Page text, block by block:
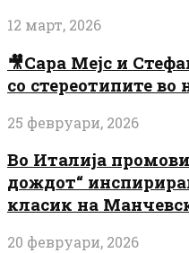
12 март, 2026
🎥Сара Мејс и
со стереотипите во
25 февруари, 2026
Во Италија
дождот“
класик на
20 февруари, 2026